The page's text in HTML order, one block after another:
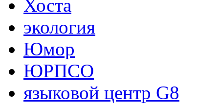
Хоста
экология
Юмор
ЮРПСО
языковой центр G8